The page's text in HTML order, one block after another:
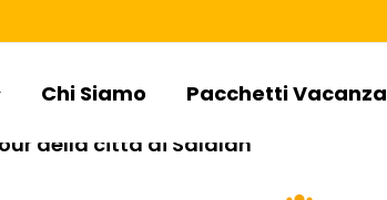
Chi Siamo Pacchetti Vacanza
della città di Salalah